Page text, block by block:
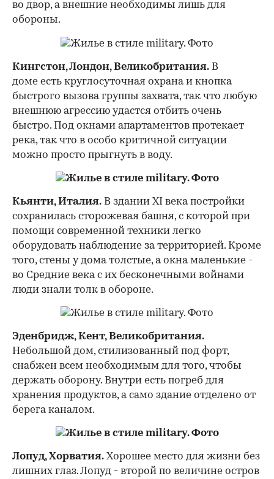
во двор, а внешние необходимы лишь для
обороны.
Кингстон, Лондон, Великобритания. В
доме есть круглосуточная охрана и кнопка
быстрого вызова группы захвата, так что любую
внешнюю агрессию удастся отбить очень
быстро. Под окнами апартаментов протекает
река, так что в особо критичной ситуации
можно просто прыгнуть в воду.
Кьянти, Италия. В здании XI века постройки
сохранилась сторожевая башня, с которой при
помощи современной техники легко
оборудовать наблюдение за территорией. Кроме
того, стены у дома толстые, а окна маленькие -
во Средние века с их бесконечными войнами
люди знали толк в обороне.
Эденбридж, Кент, Великобритания.
Небольшой дом, стилизованный под форт,
снабжен всем необходимым для того, чтобы
держать оборону. Внутри есть погреб для
хранения продуктов, а само здание отделено от
берега каналом.
Лопуд, Хорватия. Хорошее место для жизни без
лишних глаз. Лопуд - второй по величине остров